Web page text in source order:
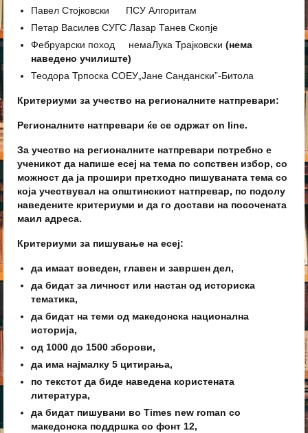
Павел Стојковски ПСУ Алгоритам
Петар Василев СУГС Лазар Танев Скопје
Фебруарски поход немаЛука Трајковски (нема
наведено училиште)
Теодора Трпоска СОЕУ„Јане Сандански”-Битола
Критериуми за учество на регионалните натпревари:
Регионалните натпревари ќе се одржат on line.
За учество на регионалните натпревари потребно е
ученикот да напише есеј на тема по сопствен избор, со
можност да ја прошири претходно пишуваната тема со
која учествувал на општинскиот натпревар, по подолу
наведените критериуми и да го достави на посочената
маил адреса.
Критериуми за пишување на есеј:
да имаат воведен, главен и завршен дел,
да бидат за личност или настан од историска
тематика,
да бидат на теми од македонска национална
историја,
од 1000 до 1500 зборови,
да има најмалку 5 цитирања,
по текстот да биде наведена користената
литература,
да бидат пишувани во Times new roman со
македонска поддршка со фонт 12,